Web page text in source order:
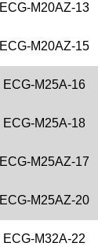
ECG-M20AZ-13
ECG-M20AZ-15
ECG-M25A-16
ECG-M25A-18
ECG-M25AZ-17
ECG-M25AZ-20
ECG-M32A-22